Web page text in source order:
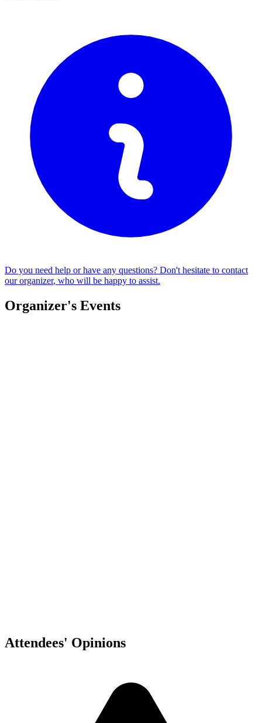
Do you need help or have any questions? Don't hesitate to contact
our organizer, who will be happy to assist.
Organizer's Events
Attendees' Opinions